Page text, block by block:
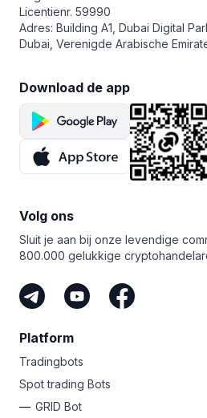
tijdsbestek en risicotolerantie
resultaten, combineer
in de marktomstandigheden en
effectief hulpmiddel zijn om
Licentienr. 59990
Adres: Building A1, Dubai Digital
Dubai, Verenigde Arabische
Download de app
Volg ons
Sluit je aan bij onze levendige
800.000 gelukkige
Platform
Tradingbots
Spot trading Bots
GRID Bot